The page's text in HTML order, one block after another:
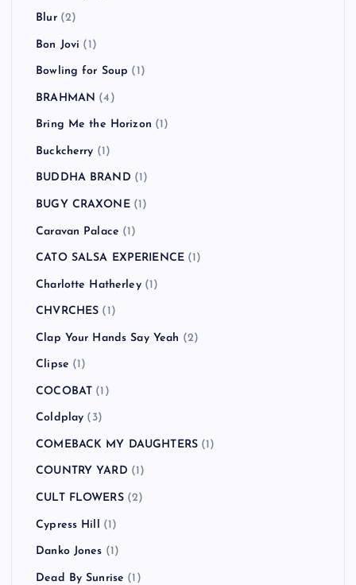
Blur(2)
Bon Jovi (1)
Bowling for Soup (1)
BRAHMAN (4)
Bring Me the Horizon (1)
Buckcherry (1)
BUDDHA BRAND (1)
BUGY CRAXONE(1)
Caravan Palace (1)
CATO SALSA EXPERIENCE (1)
Charlotte Hatherley(1)
CHVRCHES (1)
Clap Your Hands Say Yeah (2)
Clipse (1)
COCOBAT (1)
Coldplay (3)
COMEBACK MY DAUGHTERS (1)
COUNTRY YARD (1)
CULT FLOWERS(2)
Cypress Hill (1)
Danko Jones (1)
Dead By Sunrise (1)